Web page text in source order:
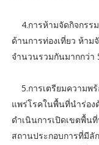
4.การห้ามจัดกิจกรร
ด้านการท่องเที่ยว ห้า
จำนวนรวมกันมากกว่า
5.การเตรียมความพ
แพร่โรคในพื้นที่นำร่อง
ดำเนินการเปิดเขตพื้น
สถานประกอบการที่มี